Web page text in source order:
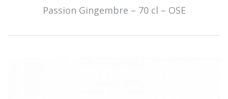
Passion Gingembre – 70 cl – OSE